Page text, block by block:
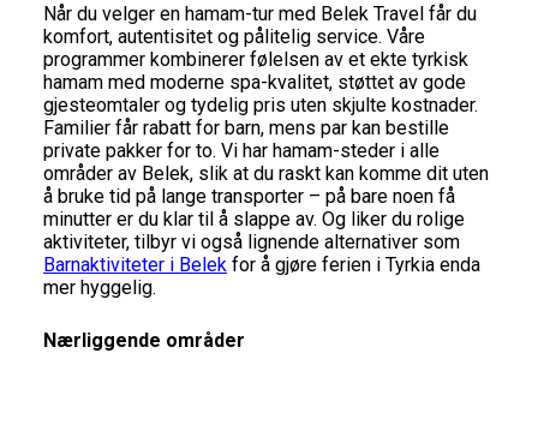
Når du velger en hamam-tur med Belek Travel får du
komfort, autentisitet og pålitelig service. Våre
programmer kombinerer følelsen av et ekte tyrkisk
hamam med moderne spa-kvalitet, støttet av gode
gjesteomtaler og tydelig pris uten skjulte kostnader.
Familier får rabatt for barn, mens par kan bestille
private pakker for to. Vi har hamam-steder i alle
områder av Belek, slik at du raskt kan komme dit uten
å bruke tid på lange transporter – på bare noen få
minutter er du klar til å slappe av. Og liker du rolige
aktiviteter, tilbyr vi også lignende alternativer som
Barnaktiviteter i Belek for å gjøre ferien i Tyrkia enda
mer hyggelig.
Nærliggende områder